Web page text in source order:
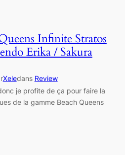
Infinite Stratos
Erika / Sakura
Xeledans Review
je profite de ça pour faire la
de la gamme Beach Queens